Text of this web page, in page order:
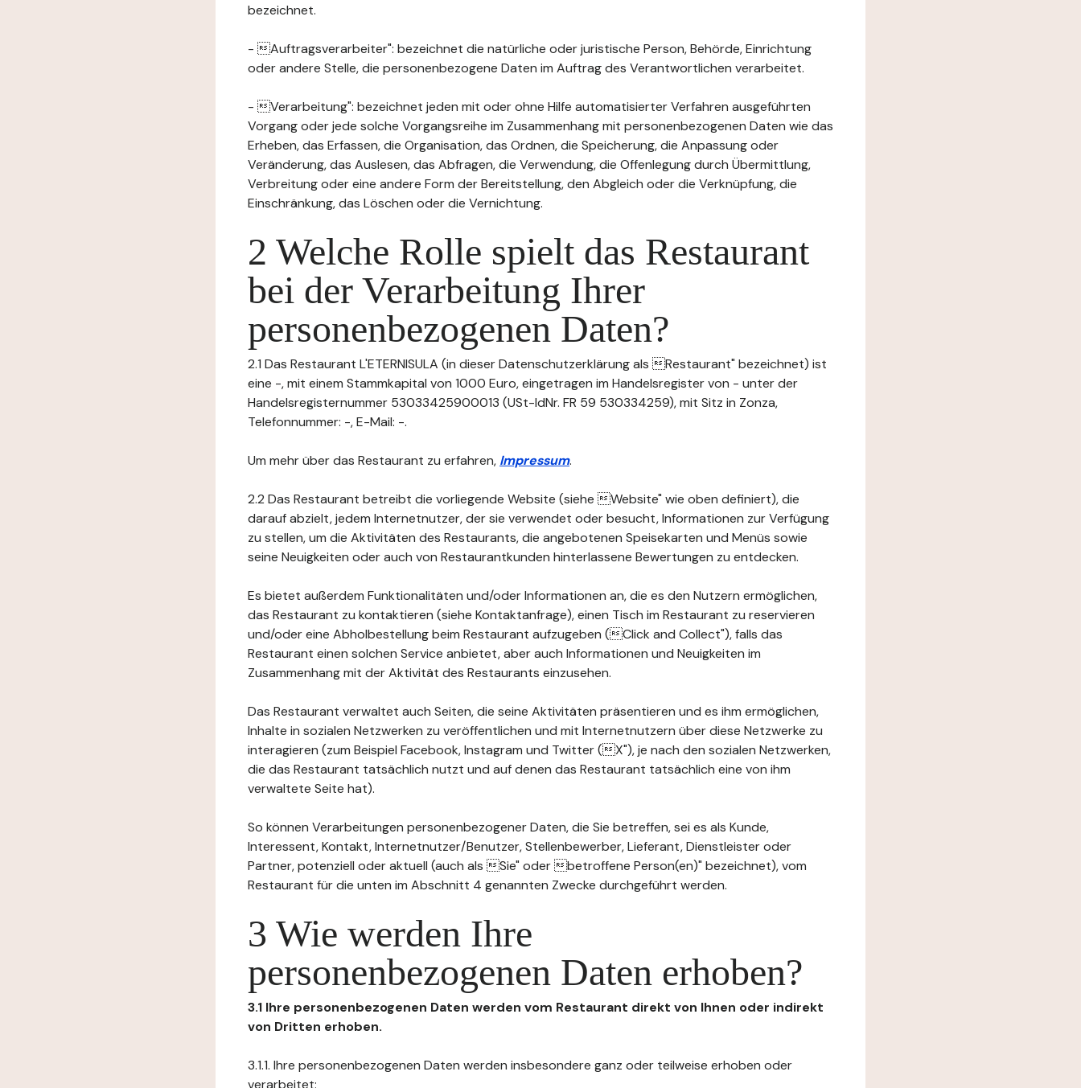
bezeichnet.
- Auftragsverarbeiter": bezeichnet die natürliche oder juristische Person, Behörde, Einrichtung
oder andere Stelle, die personenbezogene Daten im Auftrag des Verantwortlichen verarbeitet.
- Verarbeitung": bezeichnet jeden mit oder ohne Hilfe automatisierter Verfahren ausgeführten
Vorgang oder jede solche Vorgangsreihe im Zusammenhang mit personenbezogenen Daten wie das
Erheben, das Erfassen, die Organisation, das Ordnen, die Speicherung, die Anpassung oder
Veränderung, das Auslesen, das Abfragen, die Verwendung, die Offenlegung durch Übermittlung,
Verbreitung oder eine andere Form der Bereitstellung, den Abgleich oder die Verknüpfung, die
Einschränkung, das Löschen oder die Vernichtung.
2 Welche Rolle spielt das Restaurant
bei der Verarbeitung Ihrer
personenbezogenen Daten?
2.1 Das Restaurant L'ETERNISULA (in dieser Datenschutzerklärung als Restaurant" bezeichnet) ist
eine -, mit einem Stammkapital von 1000 Euro, eingetragen im Handelsregister von - unter der
Handelsregisternummer 53033425900013 (USt-IdNr. FR 59 530334259), mit Sitz in Zonza,
Telefonnummer: -, E-Mail: -.
Um mehr über das Restaurant zu erfahren, Impressum.
2.2 Das Restaurant betreibt die vorliegende Website (siehe Website" wie oben definiert), die
darauf abzielt, jedem Internetnutzer, der sie verwendet oder besucht, Informationen zur Verfügung
zu stellen, um die Aktivitäten des Restaurants, die angebotenen Speisekarten und Menüs sowie
seine Neuigkeiten oder auch von Restaurantkunden hinterlassene Bewertungen zu entdecken.
Es bietet außerdem Funktionalitäten und/oder Informationen an, die es den Nutzern ermöglichen,
das Restaurant zu kontaktieren (siehe Kontaktanfrage), einen Tisch im Restaurant zu reservieren
und/oder eine Abholbestellung beim Restaurant aufzugeben (Click and Collect"), falls das
Restaurant einen solchen Service anbietet, aber auch Informationen und Neuigkeiten im
Zusammenhang mit der Aktivität des Restaurants einzusehen.
Das Restaurant verwaltet auch Seiten, die seine Aktivitäten präsentieren und es ihm ermöglichen,
Inhalte in sozialen Netzwerken zu veröffentlichen und mit Internetnutzern über diese Netzwerke zu
interagieren (zum Beispiel Facebook, Instagram und Twitter (X"), je nach den sozialen Netzwerken,
die das Restaurant tatsächlich nutzt und auf denen das Restaurant tatsächlich eine von ihm
verwaltete Seite hat).
So können Verarbeitungen personenbezogener Daten, die Sie betreffen, sei es als Kunde,
Interessent, Kontakt, Internetnutzer/Benutzer, Stellenbewerber, Lieferant, Dienstleister oder
Partner, potenziell oder aktuell (auch als Sie" oder betroffene Person(en)" bezeichnet), vom
Restaurant für die unten im Abschnitt 4 genannten Zwecke durchgeführt werden.
3 Wie werden Ihre
personenbezogenen Daten erhoben?
3.1 Ihre personenbezogenen Daten werden vom Restaurant direkt von Ihnen oder indirekt
von Dritten erhoben.
3.1.1. Ihre personenbezogenen Daten werden insbesondere ganz oder teilweise erhoben oder
verarbeitet: